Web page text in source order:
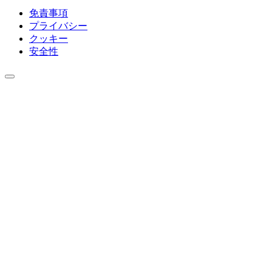
免責事項
プライバシー
クッキー
安全性